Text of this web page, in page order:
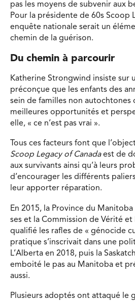
pas les moyens de subvenir aux
Pour la présidente de 60s Scoop
enquête nationale serait un
chemin de la guérison.
Du chemin à parcourir
Katherine Strongwind insiste sur
préconçue que les enfants des
sein de familles non autochtones
meilleures opportunités et
elle, « ce n’est pas vrai ».
Tous ces facteurs font que
Scoop Legacy of Canadaest de
aux survivants ainsi qu’à leurs
d’encourager les différents
leur apporter réparation.
En 2015, la Province du
ses et la Commission de Vérité
qualifié les rafles de « génocide
pratique s’inscrivait dans une
L’Alberta en 2018, puis la
emboité le pas au Manitoba et
aussi.
Plusieurs adoptés ont attaqué le